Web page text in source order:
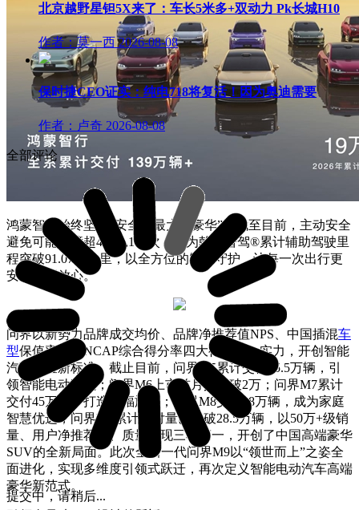
鸿蒙智行始终坚持“安全是最大的豪华”，截至目前，主动安全
避免可能碰撞超4,292,100次；华为乾崑智驾®累计辅助驾驶里
程突破91.07亿公里，以全方位的智能守护，让每一次出行更
安全、更放心。
问界以新势力品牌成交均价、品牌净推荐值NPS、中国插混车
型保值率、C-NCAP综合得分率四大行业第一实力，开创智能
汽车体验新标准。截止目前，问界M5累计交付15.5万辆，引
领智能电动时代；问界M6上市首月交付破2万；问界M7累计
交付45万辆，打造幸福旗舰；问界M8交付18万辆，成为家庭
智慧优选；问界M9累计交付量已突破28.5万辆，以50万+级销
量、用户净推荐值、质量表现三项第一，开创了中国高端豪华
SUV的全新局面。此次全新一代问界M9以“领世而上”之姿全
面进化，实现多维度引领式跃迁，再次定义智能电动汽车高端
豪华新范式。
北京越野星钽5X来了：车长5米多+双动力 Pk长城H10
作者：莫一西 2026-08-08
保时捷CEO证实：纯电718将复活！因为奥迪需要
作者：卢奇 2026-08-08
全部评论
提交中，请稍后...